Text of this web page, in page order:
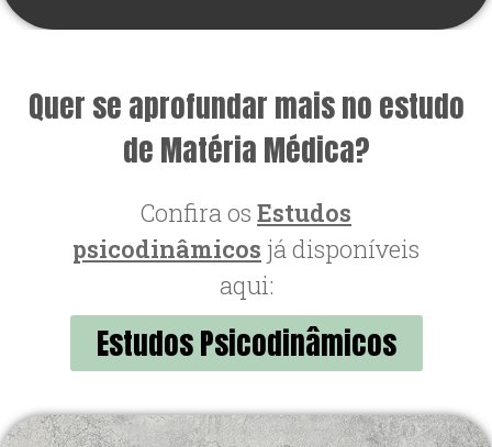
Quer se aprofundar mais no estudo
de Matéria Médica?
Confira os Estudos
psicodinâmicos já disponíveis
aqui:
Estudos Psicodinâmicos